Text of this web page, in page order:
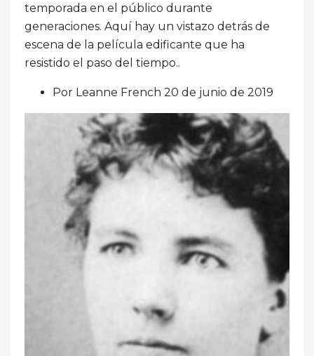
temporada en el público durante
generaciones. Aquí hay un vistazo detrás de
escena de la película edificante que ha
resistido el paso del tiempo..
Por Leanne French 20 de junio de 2019